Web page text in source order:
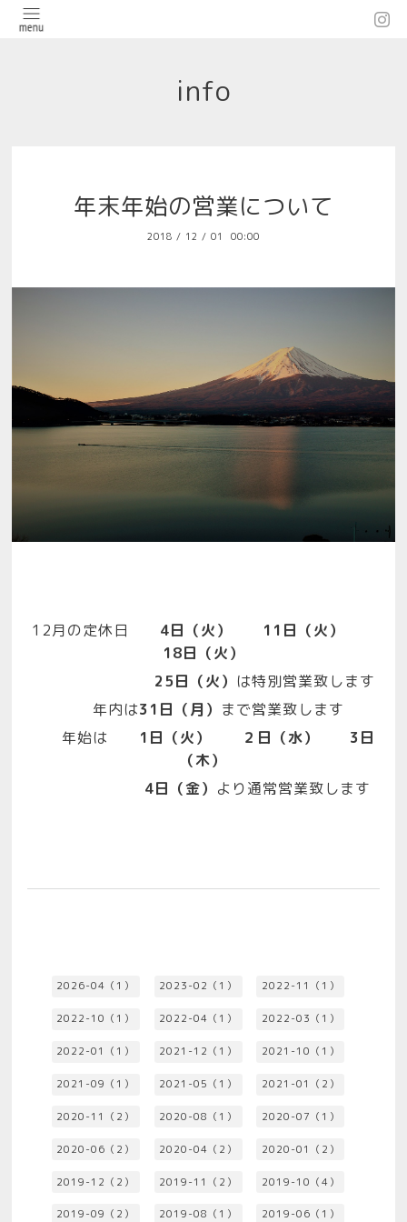
info
年末年始の営業について
2018 / 12 / 01 00:00
12月の定休日 4日（火） 11日（火）
18日（火）
25日（火） は特別営業致します
年内は31日（月） まで営業致します
年始は 1日（火） ２日（水） 3日
（木）
4日（金） より通常営業致します
2026-04（1） 2023-02（1） 2022-11（1）
2022-10（1） 2022-04（1） 2022-03（1）
2022-01（1） 2021-12（1） 2021-10（1）
2021-09（1） 2021-05（1） 2021-01（2）
2020-11（2） 2020-08（1） 2020-07（1）
2020-06（2） 2020-04（2） 2020-01（2）
2019-12（2） 2019-11（2） 2019-10（4）
2019-09（2） 2019-08（1） 2019-06（1）